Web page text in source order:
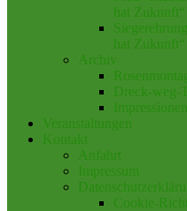
hat Zukunft“
hat Zukunft“
Archiv
Dreck-weg-
Impressionen
Veranstaltungen
Kontakt
Anfahrt
Impressum
Cookie-